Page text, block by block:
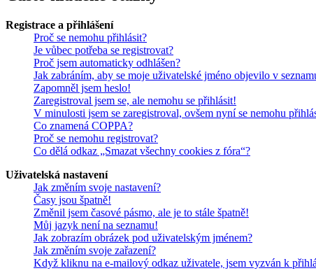
Registrace a přihlášení
Proč se nemohu přihlásit?
Je vůbec potřeba se registrovat?
Proč jsem automaticky odhlášen?
Jak zabráním, aby se moje uživatelské jméno objevilo v
Zapomněl jsem heslo!
Zaregistroval jsem se, ale nemohu se přihlásit!
V minulosti jsem se zaregistroval, ovšem nyní se nemohu
Co znamená COPPA?
Proč se nemohu registrovat?
Co dělá odkaz „Smazat všechny cookies z fóra“?
Uživatelská nastavení
Jak změním svoje nastavení?
Časy jsou špatně!
Změnil jsem časové pásmo, ale je to stále špatně!
Můj jazyk není na seznamu!
Jak zobrazím obrázek pod uživatelským jménem?
Jak změním svoje zařazení?
Když kliknu na e-mailový odkaz uživatele, jsem vyzván k